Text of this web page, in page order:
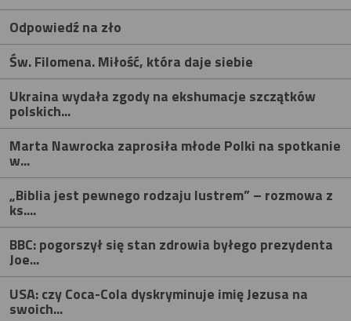
Odpowiedź na zło
Św. Filomena. Miłość, która daje siebie
Ukraina wydała zgody na ekshumacje szczątków
polskich...
Marta Nawrocka zaprosiła młode Polki na spotkanie
w...
„Biblia jest pewnego rodzaju lustrem” – rozmowa z
ks....
BBC: pogorszył się stan zdrowia byłego prezydenta
Joe...
USA: czy Coca-Cola dyskryminuje imię Jezusa na
swoich...